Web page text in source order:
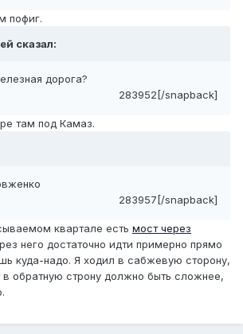
пофиг.
сказал:
дорога?
283952[/snapback]
там под Камаз.
283957[/snapback]
квартале есть мост через
него достаточно идти примерно прямо
куда-надо. Я ходил в сабжевую сторону,
обратную строну должно быть сложнее,